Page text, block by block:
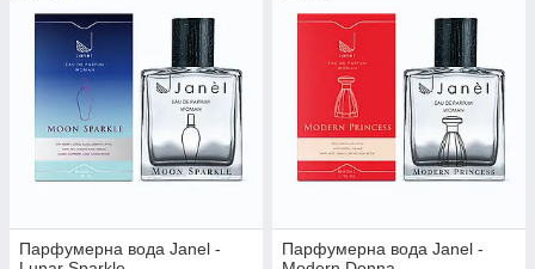
Парфумерна вода Janel -
Парфумерна вода Janel -